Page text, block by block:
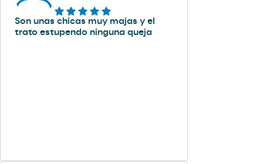
Son unas chicas muy majas y el
trato estupendo ninguna queja